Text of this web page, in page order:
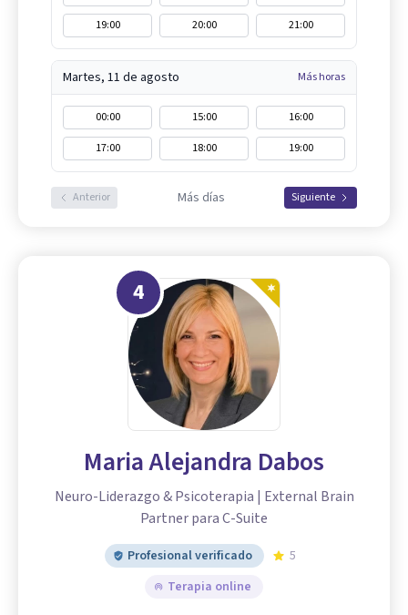
19:00
20:00 21:00
Martes, 11 de agosto Más horas
00:00 15:00
16:00
17:00
18:00 19:00
Anterior Más días Siguiente
4
Maria Alejandra Dabos
Neuro-Liderazgo & Psicoterapia | External Brain
Partner para C-Suite
Profesional verificado
5
Terapia online